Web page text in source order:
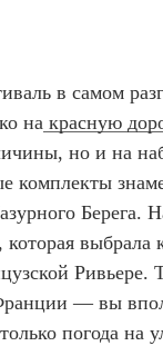
в самом
на красную
но и на
комплекты
Берега.
выбрала
Ривьере.
— вы
погода на